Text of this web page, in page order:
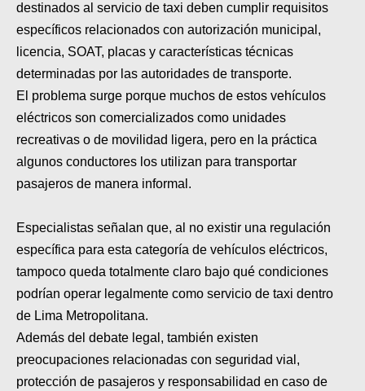
MOTOS ZONTES PERÚ
MOTOS HAOJUE PERÚ
MOTOS BENELLI PERÚ
MOTOS ZONGSHEN PERÚ
destinados al servicio de taxi deben cumplir requisitos
específicos relacionados con autorización municipal,
licencia, SOAT, placas y características técnicas
determinadas por las autoridades de transporte.
El problema surge porque muchos de estos vehículos
eléctricos son comercializados como unidades
recreativas o de movilidad ligera, pero en la práctica
algunos conductores los utilizan para transportar
pasajeros de manera informal.
Especialistas señalan que, al no existir una regulación
específica para esta categoría de vehículos eléctricos,
tampoco queda totalmente claro bajo qué condiciones
podrían operar legalmente como servicio de taxi dentro
de Lima Metropolitana.
Además del debate legal, también existen
preocupaciones relacionadas con seguridad vial,
protección de pasajeros y responsabilidad en caso de